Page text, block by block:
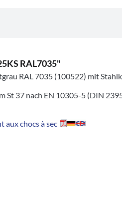
RAL7035"
RAL 7035 (100522) mit
37 nach EN 10305-5 (DIN
chocs à sec